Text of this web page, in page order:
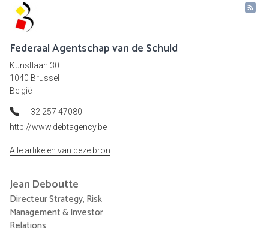
Federaal Agentschap van de Schuld
Kunstlaan 30
1040 Brussel
België
+32 257 47080
http://www.debtagency.be
Alle artikelen van deze bron
Jean Deboutte
Directeur Strategy, Risk
Management & Investor
Relations